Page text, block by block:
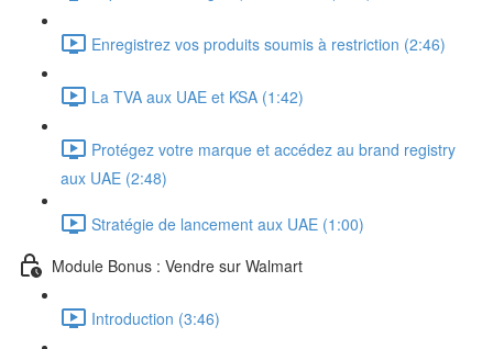
Enregistrez vos produits soumis à restriction (2:46)
La TVA aux UAE et KSA (1:42)
Protégez votre marque et accédez au brand registry
aux UAE (2:48)
Stratégie de lancement aux UAE (1:00)
Module Bonus : Vendre sur Walmart
Introduction (3:46)